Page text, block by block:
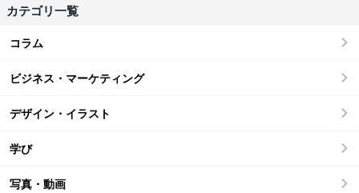
カテゴリ一覧
コラム
ビジネス・マーケティング
デザイン・イラスト
学び
写真・動画